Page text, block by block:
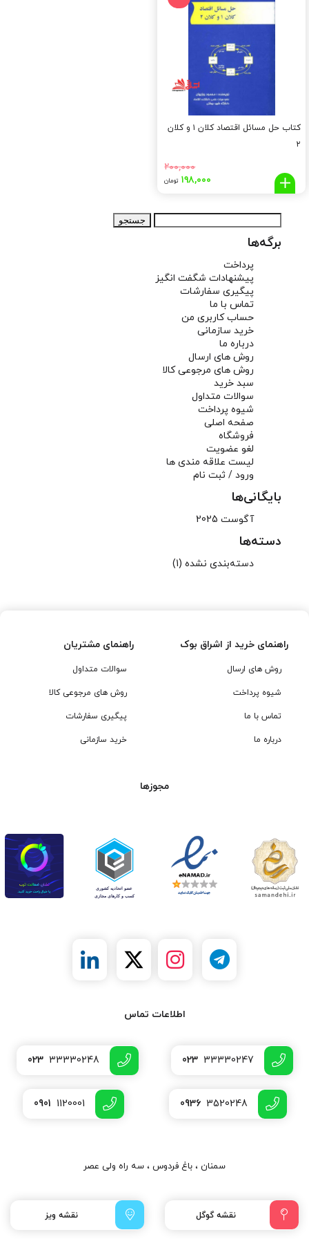
تومان
بود.
کتاب حل مسائل اقتصاد کلان ۱ و کلان
۲
۲۰۰,۰۰۰
قیمت
تومان
بود.
۱۹۸,۰۰۰ تومانقیمت
تومان.
جستجو
برای:
برگه‌ها
پرداخت
پیشنهادات شگفت انگیز
پیگیری سفارشات
تماس با ما
حساب کاربری من
خرید سازمانی
درباره ما
روش های ارسال
روش های مرجوعی کالا
سبد خرید
سوالات متداول
شیوه پرداخت
صفحه اصلی
فروشگاه
لغو عضویت
لیست علاقه مندی ها
ورود / ثبت نام
بایگانی‌ها
آگوست 2025
دسته‌ها
دسته‌بندی نشده (1)
راهنمای خرید از اشراق بوک
روش های ارسال
شیوه پرداخت
تماس با ما
درباره ما
راهنمای مشتریان
سوالات متداول
روش های مرجوعی کالا
پیگیری سفارشات
خرید سازمانی
مجوزها
اطلاعات تماس
023 33330247
023 33330248
0936 3520248
0901 1120001
سمنان ، باغ فردوس ، سه راه ولی عصر
نقشه گوگل نقشه ویز